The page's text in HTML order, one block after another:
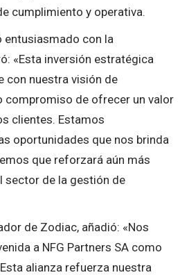
cumplimiento y operativa.
entusiasmado con la
«Esta inversión estratégica
con nuestra visión de
compromiso de ofrecer un valor
clientes. Estamos
oportunidades que nos brinda
que reforzará aún más
sector de la gestión de
de Zodiac, añadió: «Nos
a NFG Partners SA como
alianza refuerza nuestra